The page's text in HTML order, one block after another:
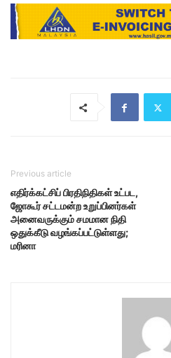
Previous article
எதிர்க்கட்சிப் பிரதிநிதிகள் உட்பட,
ஜோகூர் சட்டமன்ற உறுப்பினர்கள்
அனைவருக்கும் சமமான நிதி
ஒதுக்கீடு வழங்கப்பட்டுள்ளது;
மரினா